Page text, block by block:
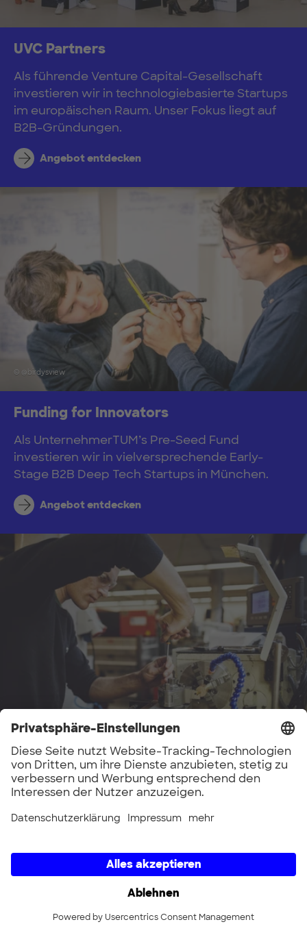
UVC Partners
Als führende Venture Capital-Gesellschaft
investieren wir in technologiebasierte Startups
im europäischen Raum. Unser Fokus liegt auf
B2B-Gründungen.
Angebot entdecken
© @birdysview
Funding for Innovators
Als UnternehmerTUM’s Pre-Seed Fund
investieren wir in vielversprechende Early-
Stage B2B Deep Tech Startups in München.
Angebot entdecken
MakerSpace
Der MakerSpace ist eine öffentlich nutzbare
aktuellen Maschinen, Werkzeugen, Software
Seite steht.
Angebot entdecken